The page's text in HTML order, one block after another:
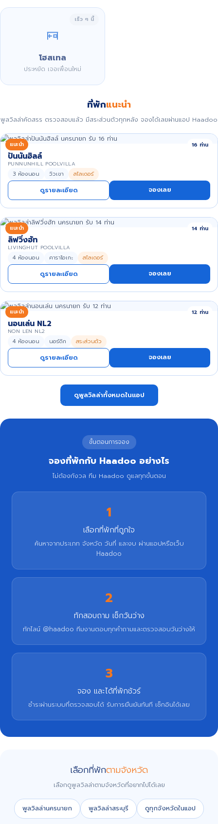
เร็ว ๆ นี้
โฮสเทล
ประหยัด เจอเพื่อนใหม่
ที่พักแนะนำ
พูลวิลล่าคัดสรร ตรวจสอบแล้ว มีสระส่วนตัวทุกหลัง จองได้เลยผ่านแอป Haadoo
แนะนำ 16 ท่าน
ปันนันฮิลล์
PUNNUNHILL POOLVILLA
3 ห้องนอน วิวเขา สไลเดอร์
ดูรายละเอียด จองเลย
แนะนำ 14 ท่าน
ลิฟวิ่งฮัท
LIVINGHUT POOLVILLA
4 ห้องนอน คาราโอเกะ สไลเดอร์
ดูรายละเอียด จองเลย
แนะนำ 12 ท่าน
นอนเล่น NL2
NON LEN NL2
4 ห้องนอน นอร์ดิก สระส่วนตัว
ดูรายละเอียด จองเลย
ดูพูลวิลล่าทั้งหมดในแอป
ขั้นตอนการจอง
จองที่พักกับ Haadoo อย่างไร
ไม่ต้องกังวล ทีม Haadoo ดูแลทุกขั้นตอน
1
เลือกที่พักที่ถูกใจ
ค้นหาจากประเภท จังหวัด วันที่ และงบ ผ่านแอปหรือเว็บ
Haadoo
2
ทักสอบถาม เช็กวันว่าง
ทักไลน์ @haadoo ทีมงานตอบทุกคำถามและตรวจสอบวันว่างให้
3
จอง และได้ที่พักชัวร์
ชำระผ่านระบบที่ตรวจสอบได้ รับการยืนยันทันที เช็กอินได้เลย
เลือกที่พักตามจังหวัด
เลือกดูพูลวิลล่าตามจังหวัดที่อยากไปได้เลย
พูลวิลล่านครนายก พูลวิลล่าสระบุรี ดูทุกจังหวัดในแอป